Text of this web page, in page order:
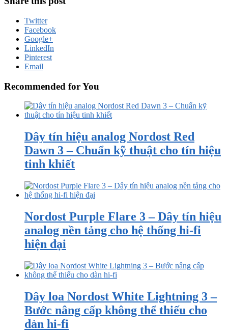
Twitter
Facebook
Google+
LinkedIn
Pinterest
Email
Recommended for You
Dây tín hiệu analog Nordost Red
Dawn 3 – Chuẩn kỹ thuật cho tín hiệu
tinh khiết
Nordost Purple Flare 3 – Dây tín hiệu
analog nền tảng cho hệ thống hi-fi
hiện đại
Dây loa Nordost White Lightning 3 –
Bước nâng cấp không thể thiếu cho
dàn hi-fi